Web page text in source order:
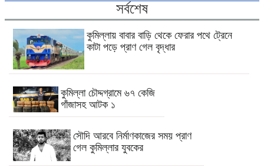
সর্বশেষ
কুমিল্লায় বাবার বাড়ি থেকে ফেরার পথে ট্রেনে
কাটা পড়ে প্রাণ গেল বৃদ্ধার
কুমিল্লা চৌদ্দগ্রামে ৬৭ কেজি
গাঁজাসহ আটক ১
সৌদি আরবে নির্মাণকাজের সময় প্রাণ
গেল কুমিল্লার যুবকের